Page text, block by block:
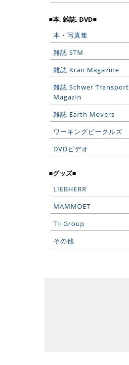
■本, 雑誌, DVD■
本・写真集
雑誌 STM
雑誌 Kran Magazine
雑誌 Schwer Transport
Magazin
雑誌 Earth Movers
ワーキングビークルズ
DVDビデオ
■グッズ■
LIEBHERR
MAMMOET
Tii Group
その他